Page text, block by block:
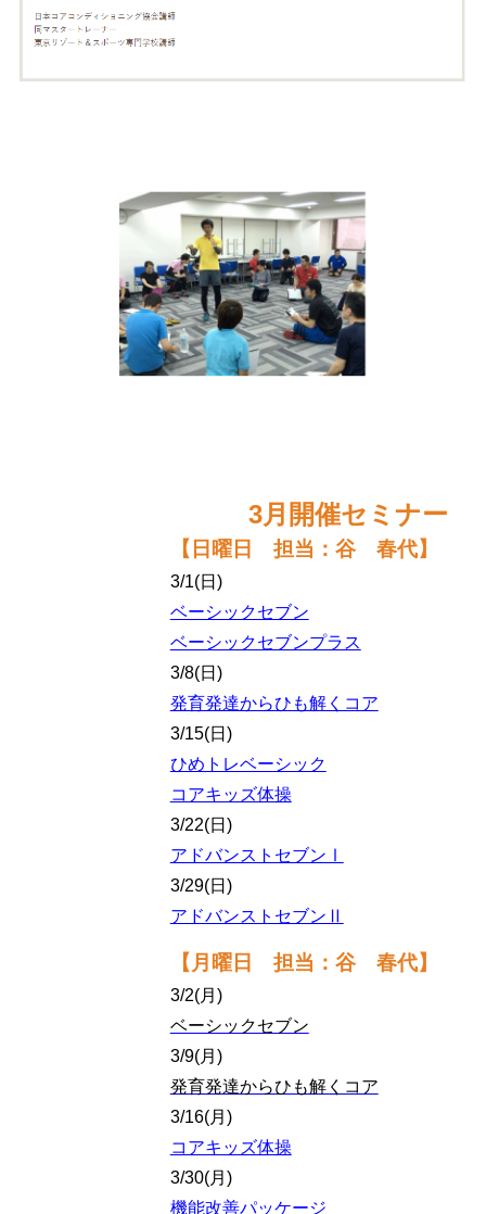
3月開催セミナー
【 日曜日 担当：谷 春代】
3/1(日)
ベーシックセブン
ベーシックセブンプラス
3/8(日)
発育発達からひも解くコア
3/15(日)
ひめトレベーシック
コアキッズ体操
3/22(日)
アドバンストセブンⅠ
3/29(日)
アドバンストセブンⅡ
【月曜日 担当：谷 春代】
3/2(月)
ベーシックセブン
3/9(月)
発育発達からひも解くコア
3/16(月)
コアキッズ体操
3/30(月)
機能改善パッケージ